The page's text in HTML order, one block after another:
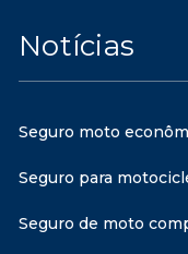
Notícias
Seguro moto
Seguro para
Seguro de moto